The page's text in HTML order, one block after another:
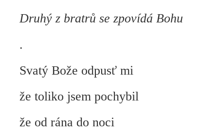
Druhý z bratrů se zpovídá Bohu
.
Svatý Bože odpusť mi
že toliko jsem pochybil
že od rána do noci